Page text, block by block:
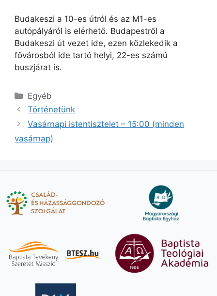
Budakeszi a 10-es útról és az M1-es
autópályáról is elérhető. Budapestről a
Budakeszi út vezet ide, ezen közlekedik a
fővárosból ide tartó helyi, 22-es számú
buszjárat is.
Kategória
Egyéb
Történetünk
Vasárnapi istentisztelet – 15:00 (minden
vasárnap)